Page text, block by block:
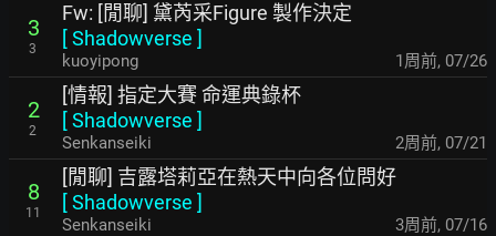
3
3
Fw: [閒聊] 黛芮采Figure 製作決定
[Shadowverse ]
kuoyipong 1周前, 07/26
2
2
[情報] 指定大賽 命運典錄杯
[Shadowverse ]
Senkanseiki 2周前, 07/21
8
11
[閒聊] 吉露塔莉亞在熱天中向各位問好
[Shadowverse ]
Senkanseiki 3周前, 07/16